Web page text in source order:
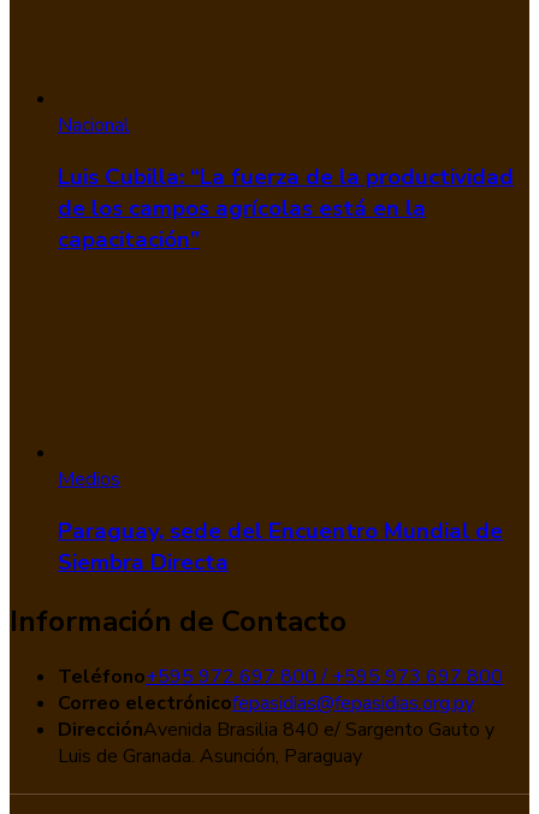
Nacional
Luis Cubilla: “La fuerza de la productividad
de los campos agrícolas está en la
capacitación”
Medios
Paraguay, sede del Encuentro Mundial de
Siembra Directa
Información de Contacto
Teléfono+595 972 697 800 / +595 973 697 800
Correo electrónicofepasidias@fepasidias.org.py
DirecciónAvenida Brasilia 840 e/ Sargento Gauto y
Luis de Granada. Asunción, Paraguay